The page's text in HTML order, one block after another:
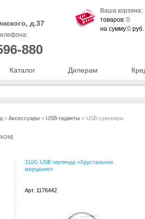
Каталог Дилерам
д.37
880
Ваша корзина:
товаров: 0
на сумму:0 руб.
» Аксессуары » USB-гаджеты » USB сувениры
]
310G USB гирлянда «Хрустальное
мерцание»
Арт. 1176442